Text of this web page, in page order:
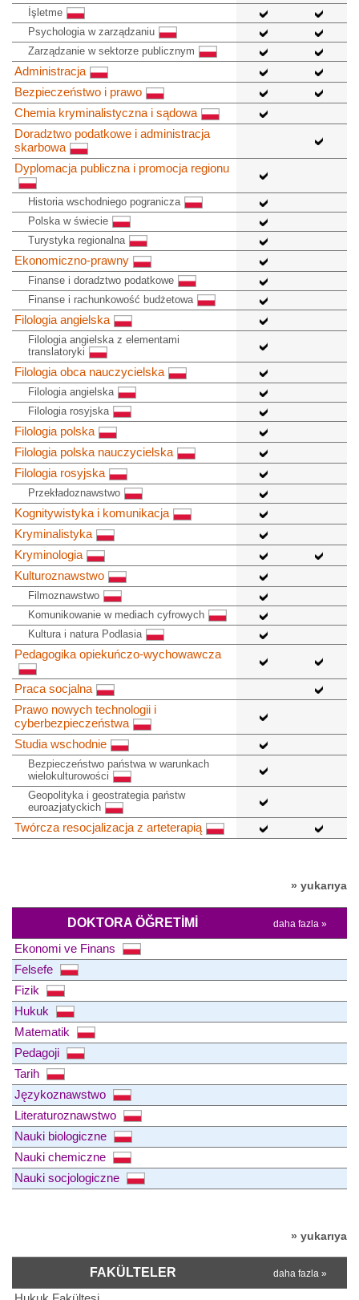
İşletme
Psychologia w zarządzaniu
Zarządzanie w sektorze publicznym
Administracja
Bezpieczeństwo i prawo
Chemia kryminalistyczna i sądowa
Doradztwo podatkowe i administracja
skarbowa
Dyplomacja publiczna i promocja regionu
Historia wschodniego pogranicza
Polska w świecie
Turystyka regionalna
Ekonomiczno-prawny
Finanse i doradztwo podatkowe
Finanse i rachunkowość budżetowa
Filologia angielska
Filologia angielska z elementami
translatoryki
Filologia obca nauczycielska
Filologia angielska
Filologia rosyjska
Filologia polska
Filologia polska nauczycielska
Filologia rosyjska
Przekładoznawstwo
Kognitywistyka i komunikacja
Kryminalistyka
Kryminologia
Kulturoznawstwo
Filmoznawstwo
Komunikowanie w mediach cyfrowych
Kultura i natura Podlasia
Pedagogika opiekuńczo-wychowawcza
Praca socjalna
Prawo nowych technologii i
cyberbezpieczeństwa
Studia wschodnie
Bezpieczeństwo państwa w warunkach
wielokulturowości
Geopolityka i geostrategia państw
euroazjatyckich
Twórcza resocjalizacja z arteterapią
» yukarıya
DOKTORA ÖĞRETIMI daha fazla »
Ekonomi ve Finans
Felsefe
Fizik
Hukuk
Matematik
Pedagoji
Tarih
Językoznawstwo
Literaturoznawstwo
Nauki biologiczne
Nauki chemiczne
Nauki socjologiczne
» yukarıya
FAKÜLTELER daha fazla »